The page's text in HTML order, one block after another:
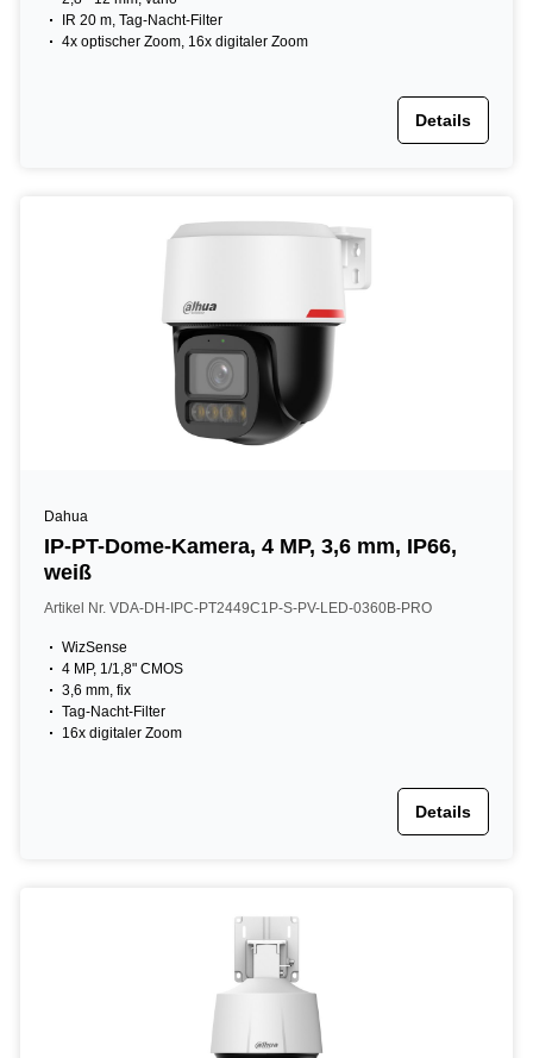
IR 20 m, Tag-Nacht-Filter
4x optischer Zoom, 16x digitaler Zoom
Details
Dahua
IP-PT-Dome-Kamera, 4 MP, 3,6 mm, IP66,
weiß
Artikel Nr. VDA-DH-IPC-PT2449C1P-S-PV-LED-0360B-PRO
WizSense
4 MP, 1/1,8" CMOS
3,6 mm, fix
Tag-Nacht-Filter
16x digitaler Zoom
Details